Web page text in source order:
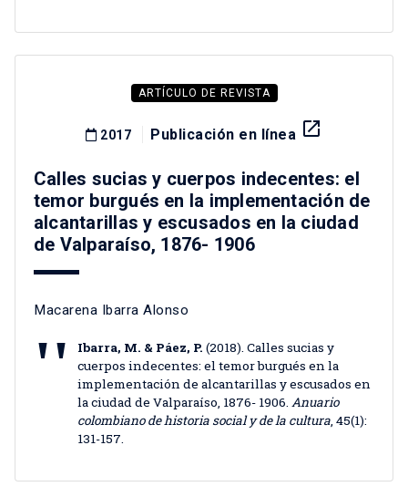
ARTÍCULO DE REVISTA
2017 Publicación en línea launch
Calles sucias y cuerpos indecentes: el
temor burgués en la implementación de
alcantarillas y escusados en la ciudad
de Valparaíso, 1876- 1906
Macarena Ibarra Alonso
Ibarra, M. & Páez, P. (2018). Calles sucias y
cuerpos indecentes: el temor burgués en la
implementación de alcantarillas y escusados en
la ciudad de Valparaíso, 1876- 1906. Anuario
colombiano de historia social y de la cultura, 45(1):
131-157.